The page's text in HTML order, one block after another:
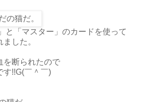
と「マスター」のカードを使って
した。
を断られたので
す!!G(￣＾￣)